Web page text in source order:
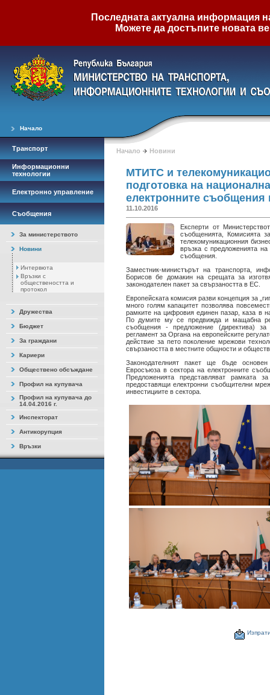
Последната актуална информация
Можете да достъпите новата
Начало
Транспорт
Информационни
технологии
Електронно управление
Съобщения
За министерството
Новини
Интервюта
Връзки с
обществеността и
протокол
Дружества
Бюджет
За граждани
Кариери
Обществено обсъждане
Профил на купувача
Профил на купувача до
14.04.2016 г.
Инспекторат
Антикорупция
Връзки
Начало Новини
МТИТС и
подготовка на
електронните съобщения
11.10.2016
Експерти от
съобщенията, Комисията
телекомуникационния
връзка с предложенията
съобщения.
Заместник-министърът на транспорта,
Борисов бе домакин на срещата за
законодателен пакет за свързаността в ЕС.
Европейската комисия разви концепция за
много голям капацитет позволява
рамките на цифровия единен пазар, каза в
По думите му се предвижда и мащабна
съобщения - предложение (директива) за
регламент за Органа на европейските
действие за пето поколение мрежови
свързаността в местните общности и
Законодателният пакет ще бъде
Евросъюза в сектора на електронните
Предложенията представляват рамката
предоставящи електронни съобщителни
инвестициите в сектора.